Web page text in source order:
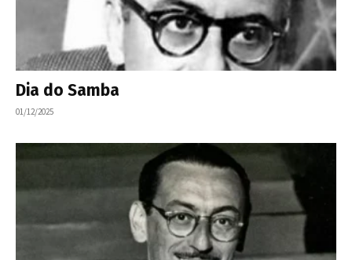
Dia do Samba
01/12/2025